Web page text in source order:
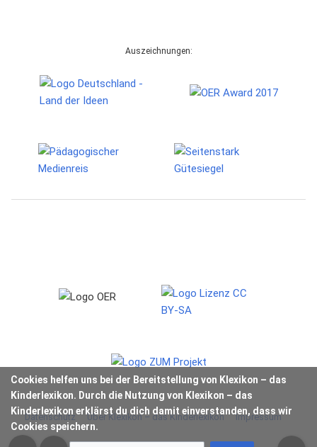
Cookies helfen uns bei der Bereitstellung von Klexikon – das
Kinderlexikon. Durch die Nutzung von Klexikon – das
Kinderlexikon erklärst du dich damit einverstanden, dass wir
Cookies speichern.
Auszeichnungen:
Datenschutz Über Klexikon – das Kinderlexikon Impressum